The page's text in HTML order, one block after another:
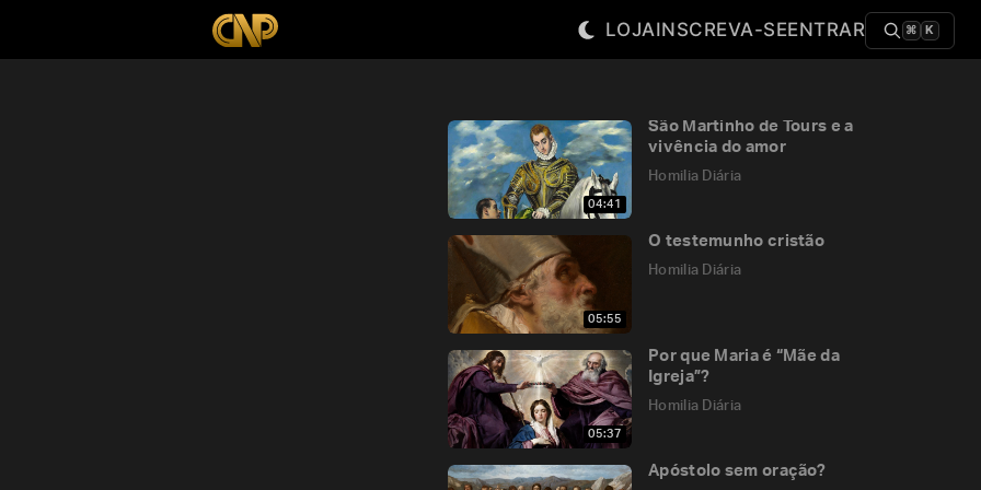
LOJAINSCREVA-SEENTRAR ⌘ K
04:41
São Martinho de Tours e a
vivência do amor
Homilia Diária
05:55
O testemunho cristão
Homilia Diária
05:37
Por que Maria é “Mãe da
Igreja”?
Homilia Diária
Apóstolo sem oração?